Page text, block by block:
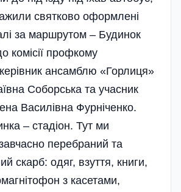
святково оформлені
за маршрутом – Будинок
комісії профкому
ансамблю «Горлиця»
Соборська та учасник
Василівна Фурніченко.
– стадіон. Тут ми
пе­ребраний та
скарб: одяг, взуття, книги,
з касетами,